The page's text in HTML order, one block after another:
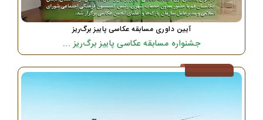
آیین داوری مسابقه عکاسی پاییز برگ‌ریز
جشنواره مسابقه عکاسی پاییز برگ‌ریز ...